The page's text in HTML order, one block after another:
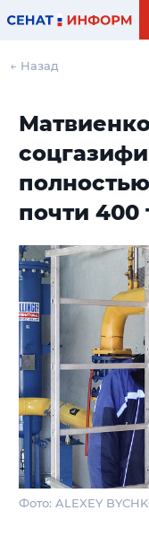
← Назад
почти 400
Фото: ALEXEY